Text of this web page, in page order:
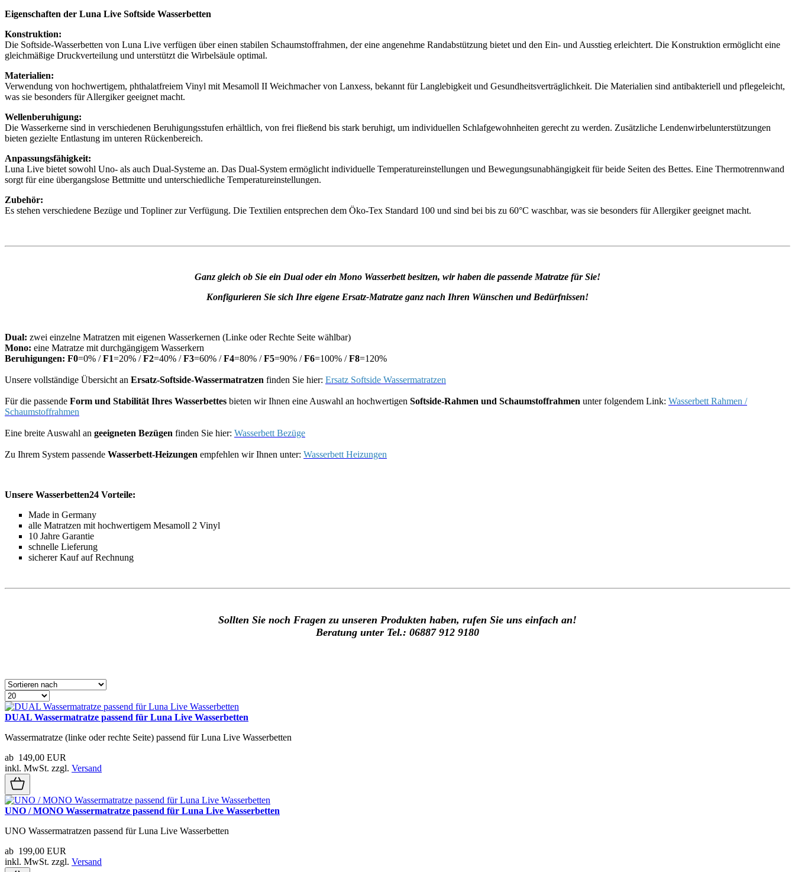
Eigenschaften der Luna Live Softside Wasserbetten
Konstruktion:
Die Softside-Wasserbetten von Luna Live verfügen über einen stabilen Schaumstoffrahmen, der eine angenehme Randabstützung bietet und den Ein- und Ausstieg erleichtert. Die Konstruktion ermöglicht eine
gleichmäßige Druckverteilung und unterstützt die Wirbelsäule optimal.
Materialien:
Verwendung von hochwertigem, phthalatfreiem Vinyl mit Mesamoll II Weichmacher von Lanxess, bekannt für Langlebigkeit und Gesundheitsverträglichkeit. Die Materialien sind antibakteriell und pflegeleicht,
was sie besonders für Allergiker geeignet macht.
Wellenberuhigung:
Die Wasserkerne sind in verschiedenen Beruhigungsstufen erhältlich, von frei fließend bis stark beruhigt, um individuellen Schlafgewohnheiten gerecht zu werden. Zusätzliche Lendenwirbelunterstützungen
bieten gezielte Entlastung im unteren Rückenbereich.
Anpassungsfähigkeit:
Luna Live bietet sowohl Uno- als auch Dual-Systeme an. Das Dual-System ermöglicht individuelle Temperatureinstellungen und Bewegungsunabhängigkeit für beide Seiten des Bettes. Eine Thermotrennwand
sorgt für eine übergangslose Bettmitte und unterschiedliche Temperatureinstellungen.
Zubehör:
Es stehen verschiedene Bezüge und Topliner zur Verfügung. Die Textilien entsprechen dem Öko-Tex Standard 100 und sind bei bis zu 60°C waschbar, was sie besonders für Allergiker geeignet macht.
Ganz gleich ob Sie ein Dual oder ein Mono Wasserbett besitzen, wir haben die passende Matratze für Sie!
Konfigurieren Sie sich Ihre eigene Ersatz-Matratze ganz nach Ihren Wünschen und Bedürfnissen!
Dual: zwei einzelne Matratzen mit eigenen Wasserkernen (Linke oder Rechte Seite wählbar)
Mono: eine Matratze mit durchgängigem Wasserkern
Beruhigungen: F0=0% /F1=20% /F2=40% /F3=60% /F4=80% /F5=90% /F6=100% /F8=120%
Unsere vollständige Übersicht an Ersatz-Softside-Wassermatratzen finden Sie hier: Ersatz Softside Wassermatratzen
Für die passende Form und Stabilität Ihres Wasserbettes bieten wir Ihnen eine Auswahl an hochwertigen Softside-Rahmen und Schaumstoffrahmen unter folgendem Link: Wasserbett Rahmen /
Schaumstoffrahmen
Eine breite Auswahl an geeigneten Bezügen finden Sie hier: Wasserbett Bezüge
Zu Ihrem System passende Wasserbett-Heizungen empfehlen wir Ihnen unter: Wasserbett Heizungen
Unsere Wasserbetten24 Vorteile:
Made in Germany
alle Matratzen mit hochwertigem Mesamoll 2 Vinyl
10 Jahre Garantie
schnelle Lieferung
sicherer Kauf auf Rechnung
Sollten Sie noch Fragen zu unseren Produkten haben, rufen Sie uns einfach an!
Beratung unter Tel.: 06887 912 9180
DUAL Wassermatratze passend für Luna Live Wasserbetten
Wassermatratze (linke oder rechte Seite) passend für Luna Live Wasserbetten
ab 149,00 EUR
inkl. MwSt. zzgl. Versand
UNO / MONO Wassermatratze passend für Luna Live Wasserbetten
UNO Wassermatratzen passend für Luna Live Wasserbetten
ab 199,00 EUR
inkl. MwSt. zzgl. Versand